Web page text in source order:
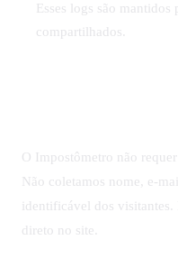
Esses logs são mantidos
compartilhados.
O Impostômetro não
Não coletamos nome, e-
identificável dos
direto no site.